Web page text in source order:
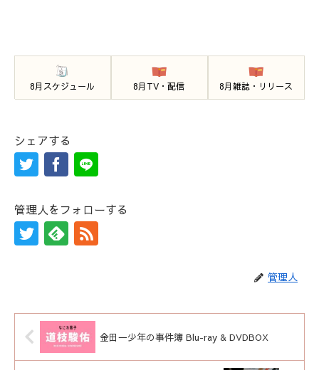
8月スケジュール 8月TV・配信 8月雑誌・リリース
シェアする
管理人をフォローする
管理人
金田一少年の事件簿 Blu-ray & DVDBOX